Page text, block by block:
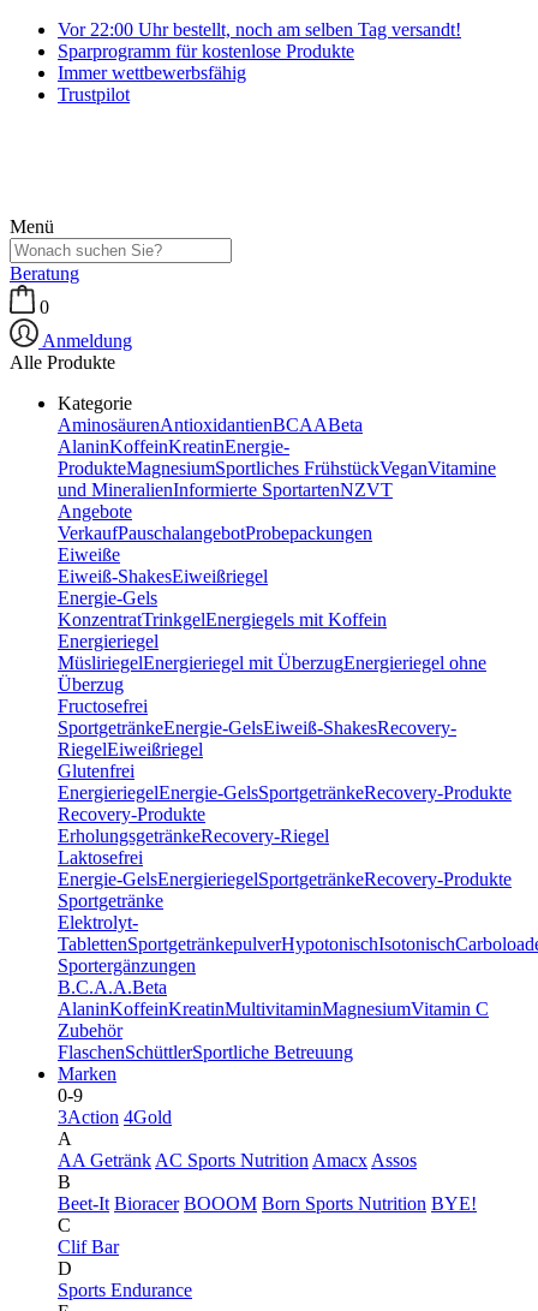
Vor 22:00 Uhr bestellt, noch am selben Tag versandt!
Sparprogramm für kostenlose Produkte
Immer wettbewerbsfähig
Trustpilot
Menü
Beratung
0
Anmeldung
Alle Produkte
Kategorie
AminosäurenAntioxidantienBCAABeta
AlaninKoffeinKreatinEnergie-
ProdukteMagnesiumSportliches FrühstückVeganVitamine
und MineralienInformierte SportartenNZVT
Angebote
VerkaufPauschalangebotProbepackungen
Eiweiße
Eiweiß-ShakesEiweißriegel
Energie-Gels
KonzentratTrinkgelEnergiegels mit Koffein
Energieriegel
MüsliriegelEnergieriegel mit ÜberzugEnergieriegel ohne
Überzug
Fructosefrei
SportgetränkeEnergie-GelsEiweiß-ShakesRecovery-
RiegelEiweißriegel
Glutenfrei
EnergieriegelEnergie-GelsSportgetränkeRecovery-Produkte
Recovery-Produkte
ErholungsgetränkeRecovery-Riegel
Laktosefrei
Energie-GelsEnergieriegelSportgetränkeRecovery-Produkte
Sportgetränke
Elektrolyt-
TablettenSportgetränkepulverHypotonischIsotonisch
Sportergänzungen
B.C.A.A.Beta
AlaninKoffeinKreatinMultivitaminMagnesiumVitamin C
Zubehör
FlaschenSchüttlerSportliche Betreuung
Marken
0-9
3Action 4Gold
A
AA Getränk AC Sports Nutrition Amacx Assos
B
Beet-It Bioracer BOOOM Born Sports Nutrition BYE!
C
Clif Bar
D
Sports Endurance